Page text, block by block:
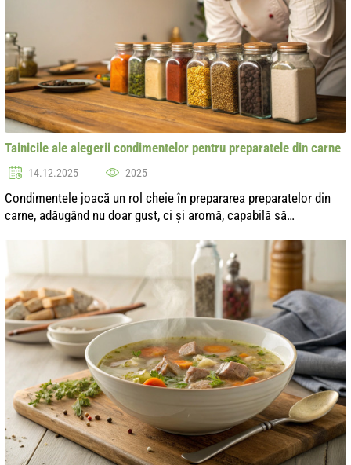
Tainicile ale alegerii condimentelor pentru preparatele din carne
14.12.2025 2025
Condimentele joacă un rol cheie în prepararea preparatelor din
carne, adăugând nu doar gust, ci și aromă, capabilă să